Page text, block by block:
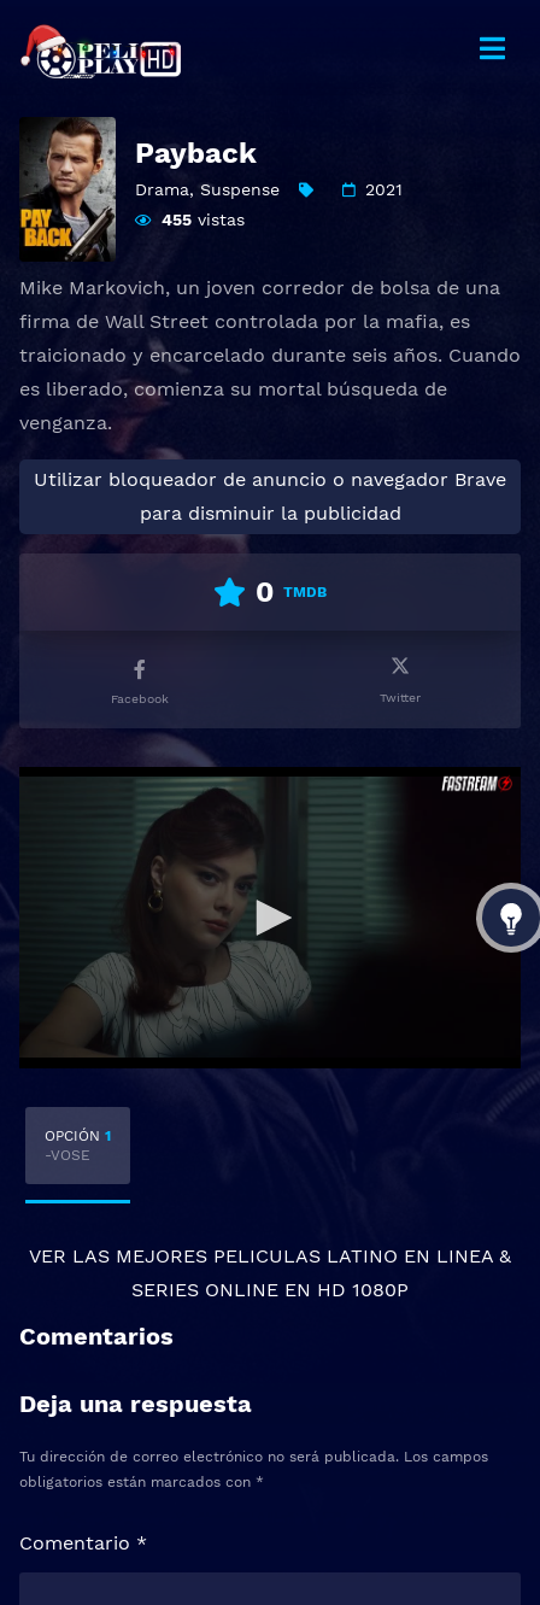
Payback
Drama, Suspense
2021
455 vistas
Mike Markovich, un joven corredor de bolsa de una
firma de Wall Street controlada por la mafia, es
traicionado y encarcelado durante seis años. Cuando
es liberado, comienza su mortal búsqueda de
venganza.
Utilizar bloqueador de anuncio o navegador Brave
para disminuir la publicidad
0 TMDB
Facebook Twitter
OPCIÓN 1
-VOSE
VER LAS MEJORES PELICULAS LATINO EN LINEA &
SERIES ONLINE EN HD 1080P
Comentarios
Deja una respuesta
Tu dirección de correo electrónico no será publicada. Los campos
obligatorios están marcados con *
Comentario *